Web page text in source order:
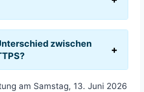
zwischen
am Samstag, 13. Juni 2026